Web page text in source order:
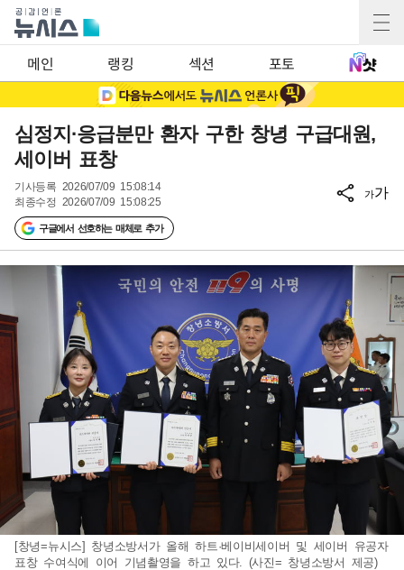
메인 랭킹 섹션 포토
심정지·응급분만 환자 구한 창녕 구급대원,
세이버 표창
기사등록 2026/07/09 15:08:14
최종수정 2026/07/09 15:08:25
구글에서 선호하는 매체로 추가
가가
[창녕=뉴시스] 창녕소방서가 올해 하트·베이비세이버 및 세이버 유공자
표창 수여식에 이어 기념촬영을 하고 있다. (사진= 창녕소방서 제공)